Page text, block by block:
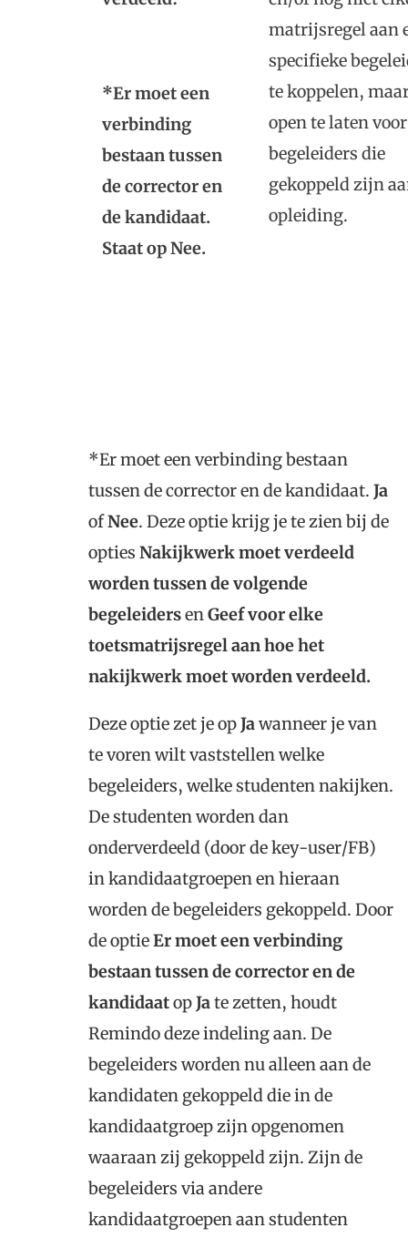
*Er moet een
verbinding
bestaan tussen
de corrector en
de kandidaat.
Staat op Nee.
matrijsregel aan
specifieke
te koppelen,
open te laten voor
begeleiders die
gekoppeld zijn
opleiding.
*Er moet een verbinding bestaan
tussen de corrector en de kandidaat. Ja
ofNee. Deze optie krijg je te zien bij de
opties Nakijkwerk moet verdeeld
worden tussen de volgende
begeleidersenGeef voor elke
toetsmatrijsregel aan hoe het
nakijkwerk moet worden verdeeld.
Deze optie zet je opJawanneer je van
te voren wilt vaststellen welke
begeleiders, welke studenten nakijken.
De studenten worden dan
onderverdeeld (door de key-user/FB)
in kandidaatgroepen en hieraan
worden de begeleiders gekoppeld. Door
de optieEr moet een verbinding
bestaan tussen de corrector en de
kandidaatopJate zetten, houdt
Remindo deze indeling aan. De
begeleiders worden nu alleen aan de
kandidaten gekoppeld die in de
kandidaatgroep zijn opgenomen
waaraan zij gekoppeld zijn. Zijn de
begeleiders via andere
kandidaatgroepen aan studenten